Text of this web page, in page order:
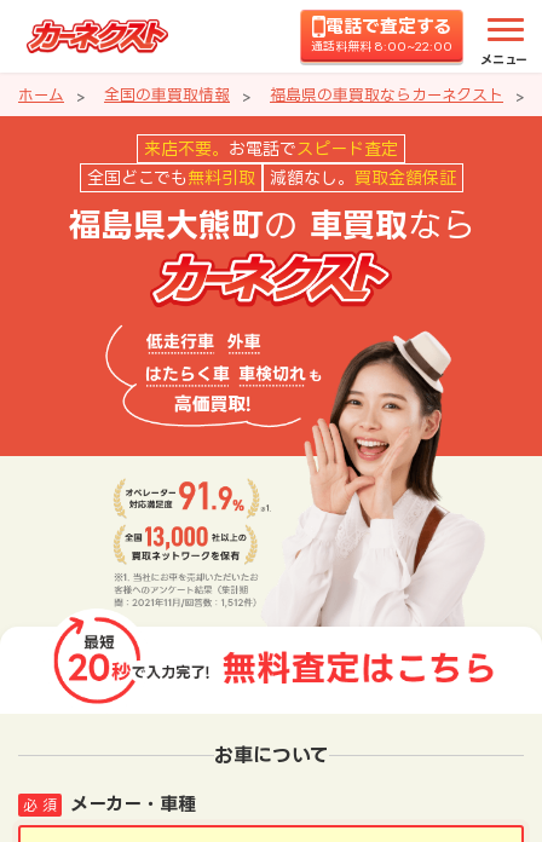
電話で査定する
通話料無料 8:00~22:00
メニュー
ホーム 全国の車買取情報 福島県の車買取ならカーネクスト
福島県大熊町の車買取ならカー
来店不要。 お電話で スピード査定
全国どこでも 無料引取 減額なし。 買取金額保証
福島県大熊町の 車買取なら
お車について
メーカー・車種
必 須